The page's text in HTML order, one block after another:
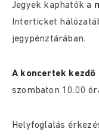
Jegyek kaphatók a
Interticket
jegypénztárában.
A koncertek kezdő
szombaton 10.00
Helyfoglalás